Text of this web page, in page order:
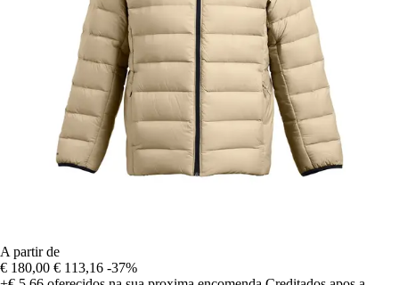
A partir de
€ 180,00 € 113,16 -37%